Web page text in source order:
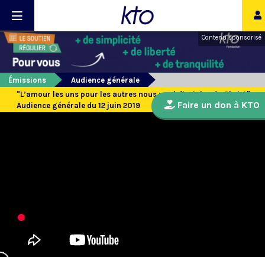
Contenu sponsorisé
Émissions
Audience générale
"L’amour les uns pour les autres nous rend disciples du Christ" -
Audience générale du 12 juin 2019
Faire un don à KTO